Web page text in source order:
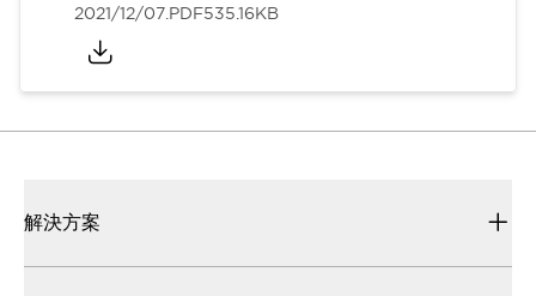
2021/12/07.PDF535.16KB
解決方案